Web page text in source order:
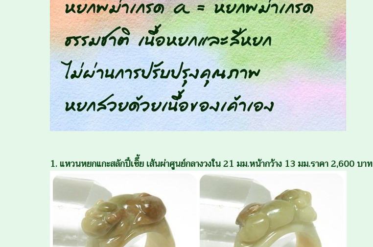
1. แหวนหยกแกะสลักปี๋เซิี้ย เส้นผ่าศูนย์กลางวงใน 21 มม.หน้ากว้าง 13 มม.ราคา 2,600 บาท